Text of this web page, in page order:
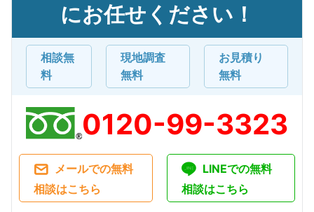
にお任せください！
相談無
料
現地調査
無料
お見積り
無料
0120-99-3323
メールでの無料
相談はこちら
LINEでの無料
相談はこちら